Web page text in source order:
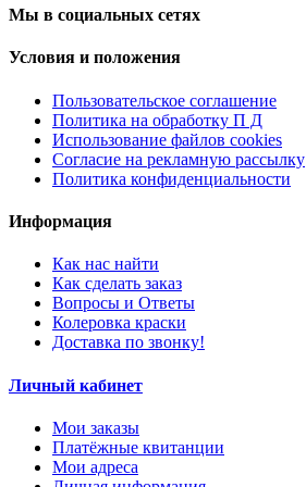
Мы в социальных сетях
Условия и положения
Пользовательское соглашение
Политика на обработку П Д
Использование файлов cookies
Согласие на рекламную рассылку
Политика конфиденциальности
Информация
Как нас найти
Как сделать заказ
Вопросы и Ответы
Колеровка краски
Доставка по звонку!
Личный кабинет
Мои заказы
Платёжные квитанции
Мои адреса